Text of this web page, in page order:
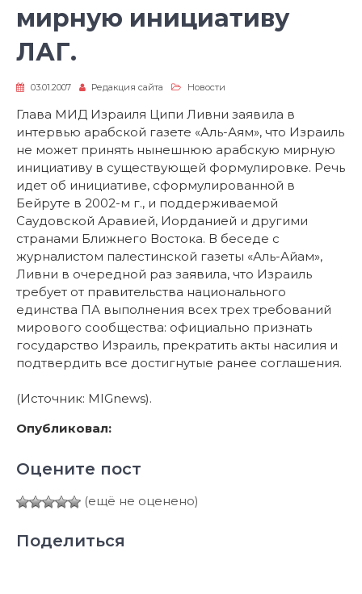
мирную инициативу
ЛАГ.
03.01.2007 Редакция сайта Новости
Глава МИД Израиля Ципи Ливни заявила в
интервью арабской газете «Аль-Аям», что Израиль
не может принять нынешнюю арабскую мирную
инициативу в существующей формулировке. Речь
идет об инициативе, сформулированной в
Бейруте в 2002-м г., и поддерживаемой
Саудовской Аравией, Иорданией и другими
странами Ближнего Востока. В беседе с
журналистом палестинской газеты «Аль-Айам»,
Ливни в очередной раз заявила, что Израиль
требует от правительства национального
единства ПА выполнения всех трех требований
мирового сообщества: официально признать
государство Израиль, прекратить акты насилия и
подтвердить все достигнутые ранее соглашения.
(Источник: MIGnews).
Опубликовал:
Оцените пост
(ещё не оценено)
Поделиться